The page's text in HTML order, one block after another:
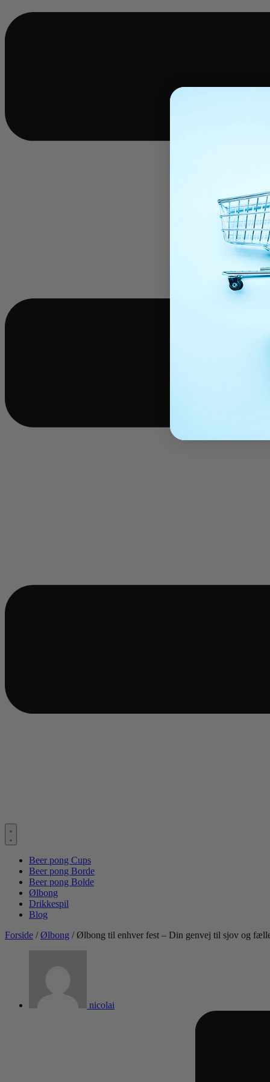
Beer pong Cups
Beer pong Borde
Beer pong Bolde
Ølbong
Drikkespil
Blog
Forside /Ølbong / Ølbong til enhver fest – Din genvej til sjov og
nicolai